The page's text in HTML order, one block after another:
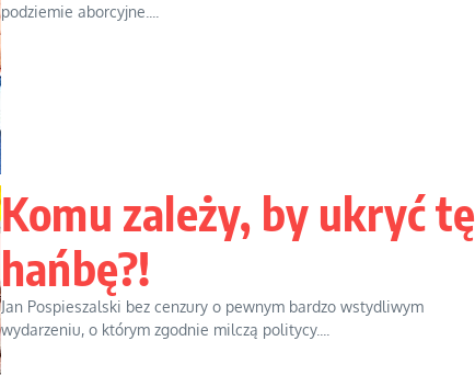
podziemie aborcyjne....
Komu zależy, by ukryć tę
hańbę?!
Jan Pospieszalski bez cenzury o pewnym bardzo wstydliwym
wydarzeniu, o którym zgodnie milczą politycy....